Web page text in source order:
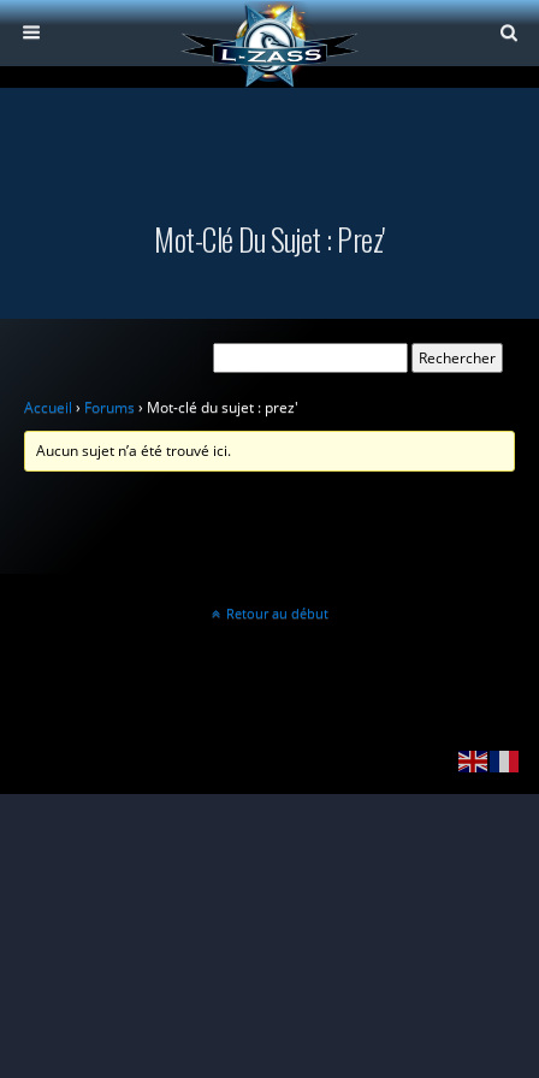
Mot-Clé Du Sujet : Prez'
Accueil › Forums › Mot-clé du sujet : prez'
Aucun sujet n’a été trouvé ici.
Retour au début